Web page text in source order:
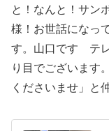
と！なんと！サン
様！お世話になっ
す。山口です テ
り目でございます
くださいませ」と